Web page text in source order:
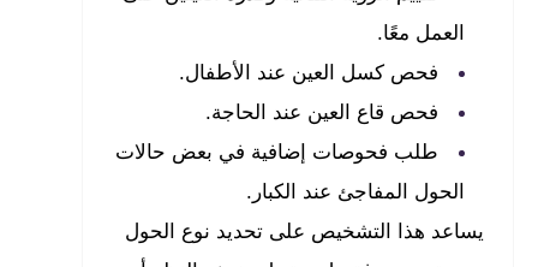
العمل معًا.
فحص كسل العين عند الأطفال.
فحص قاع العين عند الحاجة.
طلب فحوصات إضافية في بعض حالات
الحول المفاجئ عند الكبار.
يساعد هذا التشخيص على تحديد نوع الحول